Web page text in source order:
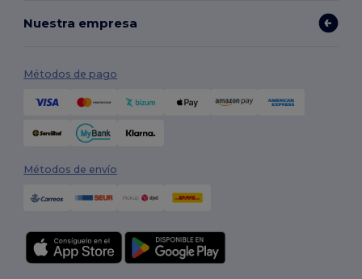
Nuestra empresa
Métodos de pago
Métodos de envío